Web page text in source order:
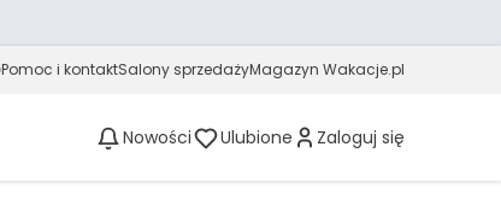
Pomoc i kontaktSalony sprzedażyMagazyn Wakacje.pl
Nowości Ulubione Zaloguj się